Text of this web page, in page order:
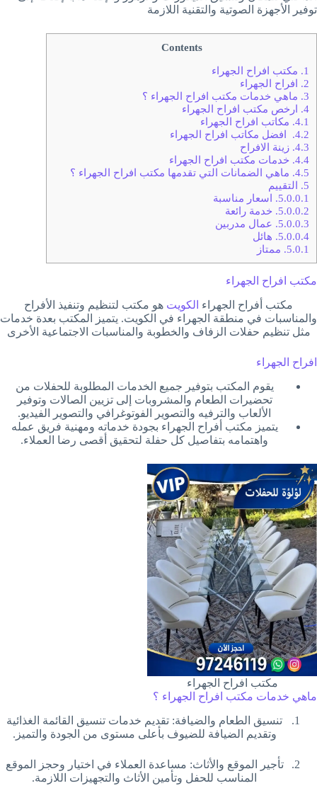
توفير الأجهزة الصوتية والتقنية اللازمة
Contents
1. مكتب افراح الجهراء
2. افراح الجهراء
3. ماهي خدمات مكتب افراح الجهراء ؟
4. ارخص مكتب افراح الجهراء
4.1. مكاتب افراح الجهراء
4.2.
افضل مكاتب افراح الجهراء
4.3. زينة الافراح
4.4. خدمات مكتب افراح الجهراء
4.5. ماهي الضمانات التي تقدمها مكتب افراح الجهراء ؟
5. التقييم
5.0.0.1. اسعار مناسبة
5.0.0.2. خدمة رائعة
5.0.0.3. عمال مدربين
5.0.0.4. هائل
5.0.1. ممتاز
مكتب افراح الجهراء
مكتب أفراح الجهراء الكويت هو مكتب لتنظيم وتنفيذ الأفراح
والمناسبات في منطقة الجهراء في الكويت. يتميز المكتب بعدة خدمات
مثل تنظيم حفلات الزفاف والخطوبة والمناسبات الاجتماعية الأخرى
افراح الجهراء
يقوم المكتب بتوفير جميع الخدمات المطلوبة للحفلات من
تحضيرات الطعام والمشروبات إلى تزيين الصالات وتوفير
الألعاب والترفيه والتصوير الفوتوغرافي والتصوير الفيديو.
يتميز مكتب أفراح الجهراء بجودة خدماته ومهنية فريق عمله
واهتمامه بتفاصيل كل حفلة لتحقيق أقصى رضا العملاء.
مكتب افراح الجهراء
ماهي خدمات مكتب افراح الجهراء ؟
تنسيق الطعام والضيافة: تقديم خدمات تنسيق القائمة الغذائية
وتقديم الضيافة للضيوف بأعلى مستوى من الجودة والتميز.
تأجير الموقع والأثاث: مساعدة العملاء في اختيار وحجز الموقع
المناسب للحفل وتأمين الأثاث والتجهيزات اللازمة.